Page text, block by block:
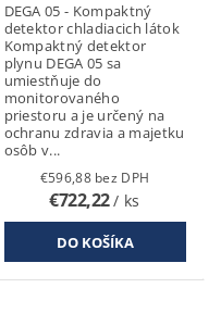
DEGA 05 - Kompaktný
detektor chladiacich látok
Kompaktný detektor
plynu DEGA 05 sa
umiestňuje do
monitorovaného
priestoru a je určený na
ochranu zdravia a majetku
osôb v...
€596,88 bez DPH
€722,22/ ks